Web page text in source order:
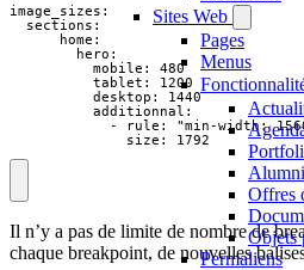
Sites Web
Pages
Menus
Offres
Objets
Permaliens
image_sizes:
  sections:
      home:
        hero:
          mobile: 480
          tablet: 1200
          desktop: 1440
          additionnal:
- rule: "min-width:
              size: 1792
Il n’y a pas de limite de nombre de
chaque breakpoint, de nouvelles